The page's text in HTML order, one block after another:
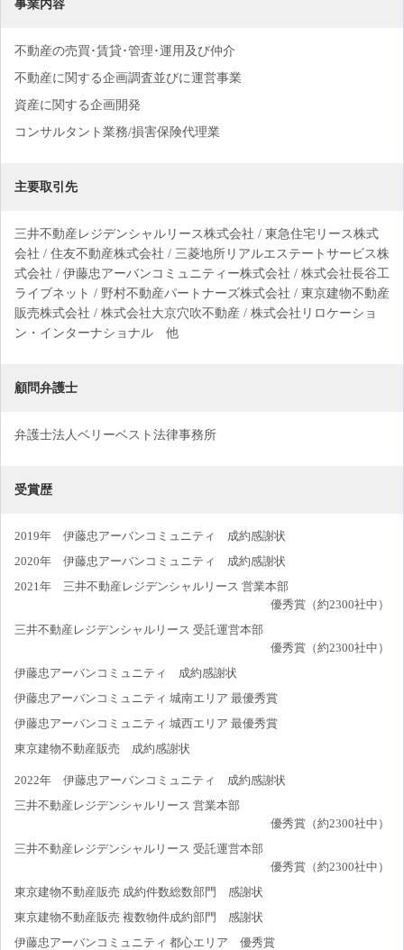
事業内容
不動産の売買･賃貸･管理･運用及び仲介
不動産に関する企画調査並びに運営事業
資産に関する企画開発
コンサルタント業務/損害保険代理業
主要取引先
三井不動産レジデンシャルリース株式会社 / 東急住宅リース株式
会社 / 住友不動産株式会社 / 三菱地所リアルエステートサービス株
式会社 / 伊藤忠アーバンコミュニティー株式会社 / 株式会社長谷工
ライブネット / 野村不動産パートナーズ株式会社 / 東京建物不動産
販売株式会社 / 株式会社大京穴吹不動産 / 株式会社リロケーショ
ン・インターナショナル 他
顧問弁護士
弁護士法人ベリーベスト法律事務所
受賞歴
2019年 伊藤忠アーバンコミュニティ 成約感謝状
2020年 伊藤忠アーバンコミュニティ 成約感謝状
2021年 三井不動産レジデンシャルリース 営業本部
優秀賞（約2300社中）
三井不動産レジデンシャルリース 受託運営本部
優秀賞（約2300社中）
伊藤忠アーバンコミュニティ 成約感謝状
伊藤忠アーバンコミュニティ 城南エリア 最優秀賞
伊藤忠アーバンコミュニティ 城西エリア 最優秀賞
東京建物不動産販売 成約感謝状
2022年 伊藤忠アーバンコミュニティ 成約感謝状
三井不動産レジデンシャルリース 営業本部
優秀賞（約2300社中）
三井不動産レジデンシャルリース 受託運営本部
優秀賞（約2300社中）
東京建物不動産販売 成約件数総数部門 感謝状
東京建物不動産販売 複数物件成約部門 感謝状
伊藤忠アーバンコミュニティ 都心エリア 優秀賞